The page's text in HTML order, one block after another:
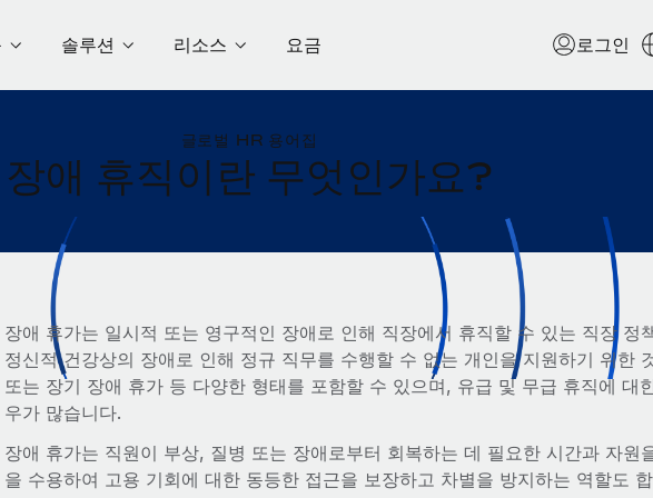
솔루션 리소스 요금 로그인
글로벌 HR 용어집
장애 휴직이란 무엇인가요?
장애 휴가는 일시적 또는 영구적인 장애로 인해 직장에서 휴직할 수 있는 직장 정
정신적 건강상의 장애로 인해 정규 직무를 수행할 수 없는 개인을 지원하기 위한
또는 장기 장애 휴가 등 다양한 형태를 포함할 수 있으며, 유급 및 무급 휴직에 대
우가 많습니다.
장애 휴가는 직원이 부상, 질병 또는 장애로부터 회복하는 데 필요한 시간과 자원
을 수용하여 고용 기회에 대한 동등한 접근을 보장하고 차별을 방지하는 역할도